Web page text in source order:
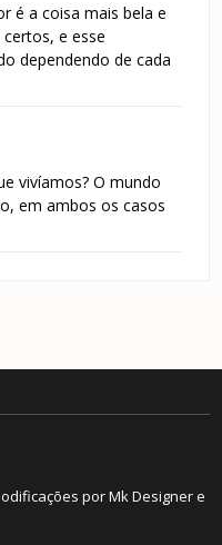
é a coisa mais bela e
e esse
dependendo de cada
vivíamos? O mundo
em ambos os casos
porMk Designer e